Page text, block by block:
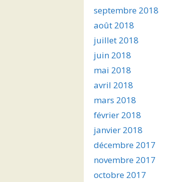
septembre 2018
août 2018
juillet 2018
juin 2018
mai 2018
avril 2018
mars 2018
février 2018
janvier 2018
décembre 2017
novembre 2017
octobre 2017